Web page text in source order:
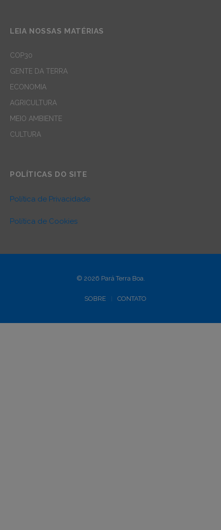
LEIA NOSSAS MATÉRIAS
COP30
GENTE DA TERRA
ECONOMIA
AGRICULTURA
MEIO AMBIENTE
CULTURA
POLÍTICAS DO SITE
Política de Privacidade
Política de Cookies
© 2026 Pará Terra Boa.
SOBRE CONTATO